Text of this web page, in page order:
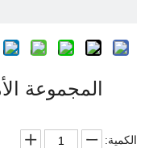
المجموعة
الكمية: